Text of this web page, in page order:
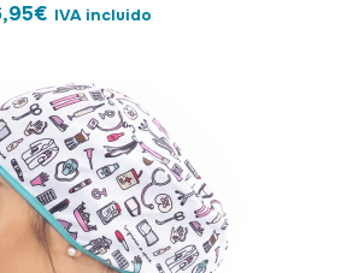
€ IVA incluido